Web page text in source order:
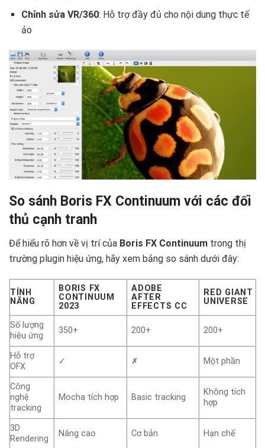
Chỉnh sửa VR/360: Hỗ trợ đầy đủ cho nội dung thực tế
ảo
So sánh Boris FX Continuum với các đối
thủ cạnh tranh
Để hiểu rõ hơn về vị trí của Boris FX Continuum trong thị
trường plugin hiệu ứng, hãy xem bảng so sánh dưới đây:
TÍNH
NĂNG
BORIS FX
CONTINUUM
2023
ADOBE
AFTER
EFFECTS CC
RED GIANT
UNIVERSE
Số lượng
hiệu ứng
350+ 200+ 200+
Hỗ trợ
OFX
✓ ✗ Một phần
Công
nghệ
tracking
Mocha tích hợp Basic tracking
Không tích
hợp
3D
Rendering
Nâng cao Cơ bản Hạn chế